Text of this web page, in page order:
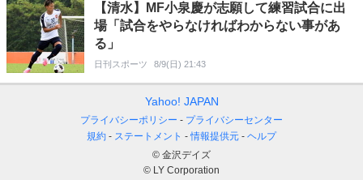
【清水】MF小泉慶が志願して練習試合に出
場「試合をやらなければわからない事があ
る」
日刊スポーツ 8/9(日) 21:43
Yahoo! JAPAN
プライバシーポリシー
プライバシーセンター
規約
ステートメント 情報提供元
ヘルプ
© 金沢デイズ
© LY Corporation